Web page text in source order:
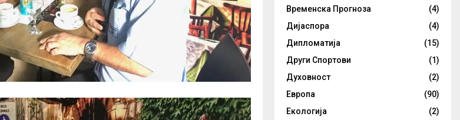
Временска Прогноза
(4)
Дијаспора
(4)
Дипломатија
(15)
Други Спортови
(1)
Духовност
(2)
Европа
(90)
Екологија
(2)